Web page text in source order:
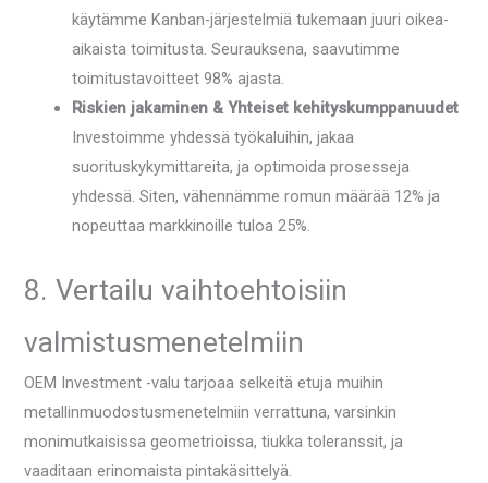
käytämme Kanban-järjestelmiä tukemaan juuri oikea-
aikaista toimitusta. Seurauksena, saavutimme
toimitustavoitteet 98% ajasta.
Riskien jakaminen & Yhteiset kehityskumppanuudet
Investoimme yhdessä työkaluihin, jakaa
suorituskykymittareita, ja optimoida prosesseja
yhdessä. Siten, vähennämme romun määrää 12% ja
nopeuttaa markkinoille tuloa 25%.
8. Vertailu vaihtoehtoisiin
valmistusmenetelmiin
OEM Investment -valu tarjoaa selkeitä etuja muihin
metallinmuodostusmenetelmiin verrattuna, varsinkin
monimutkaisissa geometrioissa, tiukka toleranssit, ja
vaaditaan erinomaista pintakäsittelyä.